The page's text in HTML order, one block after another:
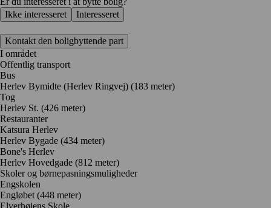
Ikke interesseret
Interesseret
Kontakt den boligbyttende part
I området
Offentlig transport
Bus
Herlev Bymidte (Herlev Ringvej) (183 meter)
Tog
Herlev St. (426 meter)
Restauranter
Katsura Herlev
Herlev Bygade (434 meter)
Bone's Herlev
Herlev Hovedgade (812 meter)
Skoler og børnepasningsmuligheder
Engskolen
Engløbet (448 meter)
Elverhøjens Skole